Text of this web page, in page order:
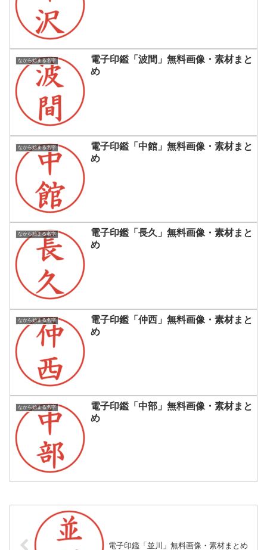
なから始まる名字
電子印鑑「波間」無料画像・素材まと
め
なから始まる名字
電子印鑑「中館」無料画像・素材まと
め
なから始まる名字
電子印鑑「長久」無料画像・素材まと
め
なから始まる名字
電子印鑑「仲西」無料画像・素材まと
め
なから始まる名字
電子印鑑「中部」無料画像・素材まと
め
電子印鑑「並川」無料画像・素材まとめ